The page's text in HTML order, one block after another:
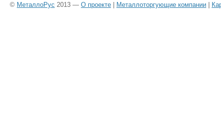
© МеталлоРус 2013 — О проекте | Металлоторгующие компании |